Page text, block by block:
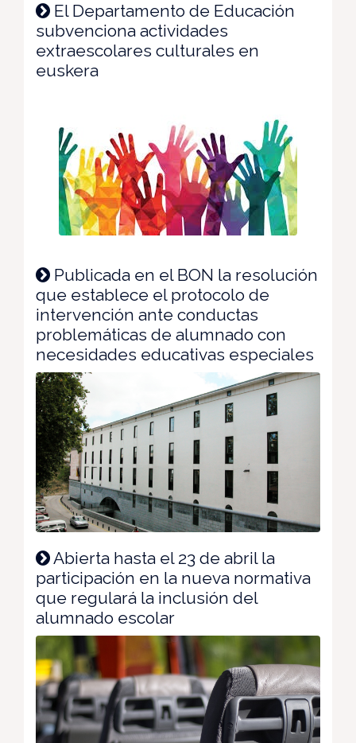
El Departamento de Educación
subvenciona actividades
extraescolares culturales en
euskera
Publicada en el BON la resolución
que establece el protocolo de
intervención ante conductas
problemáticas de alumnado con
necesidades educativas especiales
Abierta hasta el 23 de abril la
participación en la nueva normativa
que regulará la inclusión del
alumnado escolar